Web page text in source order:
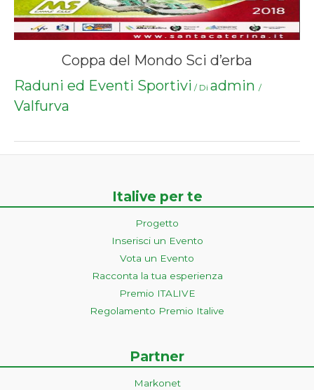
Coppa del Mondo Sci d’erba
Raduni ed Eventi Sportivi / Di admin /
Valfurva
Italive per te
Progetto
Inserisci un Evento
Vota un Evento
Racconta la tua esperienza
Premio ITALIVE
Regolamento Premio Italive
Partner
Markonet